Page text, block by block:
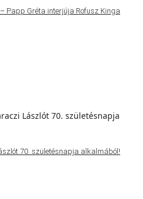
Papp Gréta interjúja Rofusz Kinga
70. születésnapja alkalmából!